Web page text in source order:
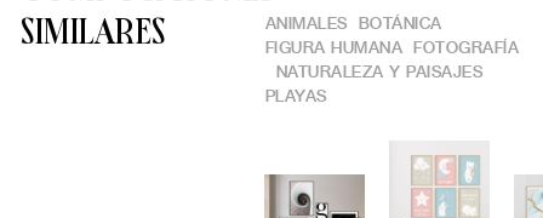
SIMILARES
ANIMALES
BOTÁNICA
FIGURA HUMANA FOTOGRAFÍA
NATURALEZA Y PAISAJES
PLAYAS